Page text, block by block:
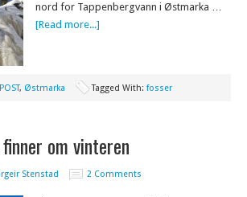
nord for Tappenbergvann i Østmarka …
[Read more...]
, Østmarka Tagged With: fosser
om vinteren
Stenstad 2 Comments